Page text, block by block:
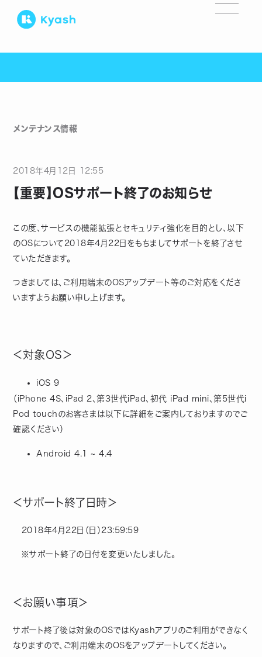
メンテナンス情報
2018年4月 12 日 12:55
【重要】OSサポート終了のお知らせ
この度、サービスの機能拡張とセキュリティ強化を目的とし、以下
のOSについて2018年4月22日をもちましてサポートを終了させ
ていただきます。
つきましては、ご利用端末のOSアップデート等のご対応をくださ
いますようお願い申し上げます。
＜対象OS＞
iOS 9
（iPhone 4S、iPad 2、第3世代iPad、初代 iPad mini、第5世代i
Pod touchのお客さまは以下に詳細をご案内しておりますのでご
確認ください）
Android 4.1 ~ 4.4
＜サポート終了日時＞
2018年4月22日（日）23:59:59
※サポート終了の日付を変更いたしました。
＜お願い事項＞
サポート終了後は対象のOSではKyashアプリのご利用ができなく
なりますので、ご利用端末のOSをアップデートしてください。